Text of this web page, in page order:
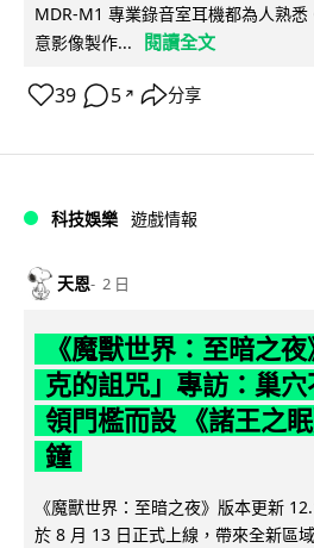
MDR-M1 專業錄音室耳機都為人熟
意影像製作...
閱讀全文
39 5 ↗ 分享
科技娛樂 遊戲情報
天恩 2 日
《魔獸世界：至暗之
克的詛咒」專訪：巢
領門檻而設 《諸王之
鐘
《魔獸世界：至暗之夜》版本更新
於 8 月 13 日正式上線，帶來全新區